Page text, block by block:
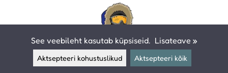
See veebileht kasutab küpsiseid. Lisateave »
Aktsepteeri kohustuslikud Aktsepteeri kõik